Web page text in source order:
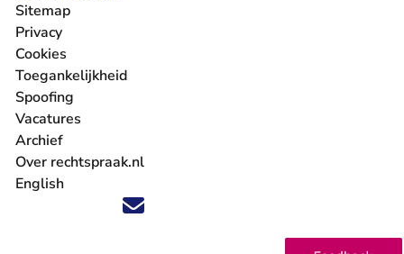
Volg ons op X (Twitter) - U verlaat Rechtspraak.nl
Volg ons op Facebook - U verlaat Rechtspraak.nl
Volg ons op Instagram - U verlaat Rechtspraak.nl
Volg ons op Youtube - U verlaat Rechtspraak.nl
Volg ons op LinkedIn - U verlaat
'Blijf op de hoogte' nieuwsbrief - U verlaat
Sitemap
Privacy
Cookies
Toegankelijkheid
Spoofing
Vacatures
- U verlaat Rechtspraak.nl
Archief
Over rechtspraak.nl
English